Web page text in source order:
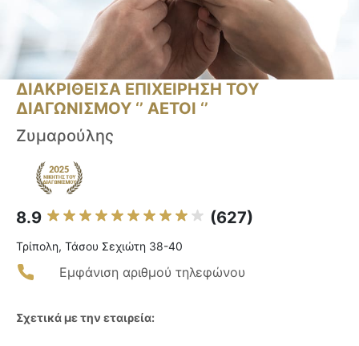
ΔΙΑΚΡΙΘΕΙΣΑ ΕΠΙΧΕΙΡΗΣΗ ΤΟΥ
ΔΙΑΓΩΝΙΣΜΟΥ ‘’ ΑΕΤΟΙ ‘’
Ζυμαρούλης
8.9 (627)
Τρίπολη, Τάσου Σεχιώτη 38-40
Εμφάνιση αριθμού τηλεφώνου
Σχετικά με την εταιρεία: